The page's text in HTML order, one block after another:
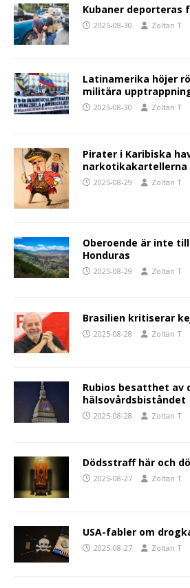
Kubaner deporteras
2025-08-30 Zoltan T
Latinamerika höjer
militära
2025-08-30 Zoltan T
Pirater i Karibiska
narkotikakartellerna
2025-08-29 Zoltan T
Oberoende är inte
Honduras
2025-08-29 Zoltan T
Brasilien kritiserar
2025-08-28 Zoltan T
Rubios besatthet av
hälsovårdsbiståndet
2025-08-28 Zoltan T
Dödsstraff här och
2025-08-27 Zoltan T
USA-fabler om
2025-08-27 Zoltan T